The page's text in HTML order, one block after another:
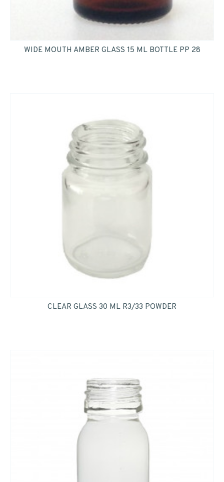
WIDE MOUTH AMBER GLASS 15 ML BOTTLE PP 28
CLEAR GLASS 30 ML R3/33 POWDER